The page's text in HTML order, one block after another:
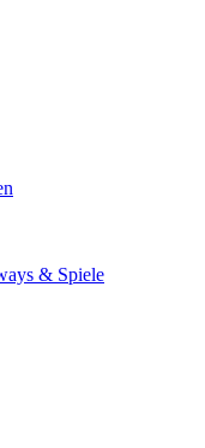
& Spiele